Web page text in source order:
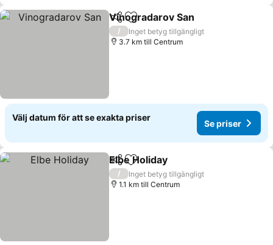
Dela Lägg till i Mina Favoriter
Vinogradarov San
/
Inget betyg tillgängligt
3.7 km till Centrum
Välj datum för att se exakta priser
Se priser
Dela Lägg till i Mina Favoriter
Elbe Holiday
/
Inget betyg tillgängligt
1.1 km till Centrum